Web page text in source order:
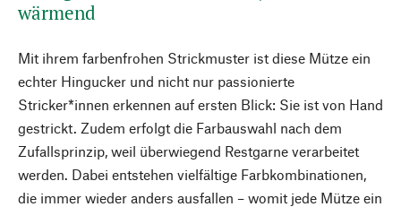
wärmend
Mit ihrem farbenfrohen Strickmuster ist diese Mütze ein
echter Hingucker und nicht nur passionierte
Stricker*innen erkennen auf ersten Blick: Sie ist von Hand
gestrickt. Zudem erfolgt die Farbauswahl nach dem
Zufallsprinzip, weil überwiegend Restgarne verarbeitet
werden. Dabei entstehen vielfältige Farbkombinationen,
die immer wieder anders ausfallen – womit jede Mütze ein